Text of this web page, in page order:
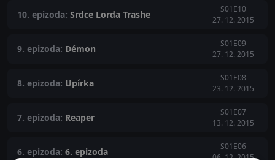
10. epizoda: Srdce Lorda Trashe
S01E10
27. 12. 2015
9. epizoda: Démon
S01E09
27. 12. 2015
8. epizoda: Upírka
S01E08
23. 12. 2015
7. epizoda: Reaper
S01E07
13. 12. 2015
6. epizoda: 6. epizoda
S01E06
06. 12. 2015